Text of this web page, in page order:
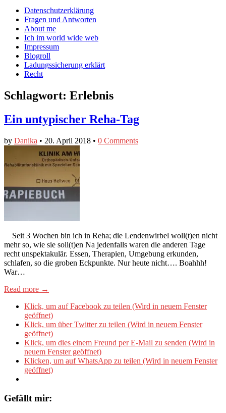
Facebook
anzeigen
Twitter
anzeigen
auf
Instagram
anzeigen
Main
menu
Skip
content
Datenschutzerklärung
Fragen und Antworten
About me
Ich im world wide web
Impressum
Blogroll
Ladungssicherung erklärt
Recht
Schlagwort: Erlebnis
Ein untypischer Reha-Tag
by Danika • 20. April 2018 • 0 Comments
Seit 3 Wochen bin ich in Reha; die Lendenwirbel woll(t)en nicht
mehr so, wie sie soll(t)en Na jedenfalls waren die anderen Tage
recht unspektakulär. Essen, Therapien, Umgebung erkunden,
schlafen, so die groben Eckpunkte. Nur heute nicht…. Boahhh!
War…
Read more →
Klick, um auf Facebook zu teilen (Wird in neuem Fenster
geöffnet)
Klick, um über Twitter zu teilen (Wird in neuem Fenster
geöffnet)
Klick, um dies einem Freund per E-Mail zu senden (Wird in
neuem Fenster geöffnet)
Klicken, um auf WhatsApp zu teilen (Wird in neuem Fenster
geöffnet)
Gefällt mir: